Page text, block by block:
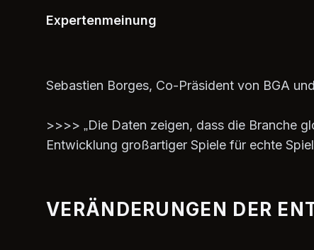
Expertenmeinung
Sebastien Borges, Co-Präsident von BGA
>>>> „Die Daten zeigen, dass die Branche
Entwicklung großartiger Spiele für echte
VERÄNDERUNGEN DER